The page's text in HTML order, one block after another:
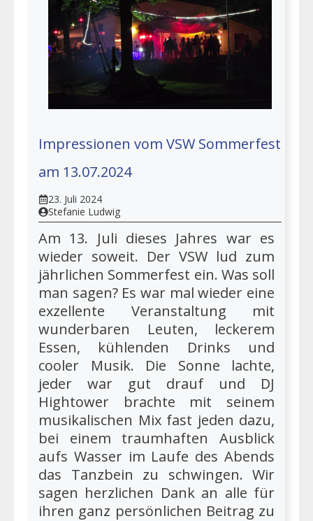
Impressionen vom VSW Sommerfest
am 13.07.2024
23. Juli 2024
Stefanie Ludwig
Am 13. Juli dieses Jahres war es
wieder soweit. Der VSW lud zum
jährlichen Sommerfest ein. Was soll
man sagen? Es war mal wieder eine
exzellente Veranstaltung mit
wunderbaren Leuten, leckerem
Essen, kühlenden Drinks und
cooler Musik. Die Sonne lachte,
jeder war gut drauf und DJ
Hightower brachte mit seinem
musikalischen Mix fast jeden dazu,
bei einem traumhaften Ausblick
aufs Wasser im Laufe des Abends
das Tanzbein zu schwingen. Wir
sagen herzlichen Dank an alle für
ihren ganz persönlichen Beitrag zu